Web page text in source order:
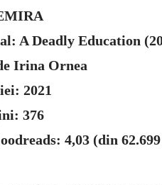
A Deadly Education
Irina Ornea
2021
376
4,03 (din